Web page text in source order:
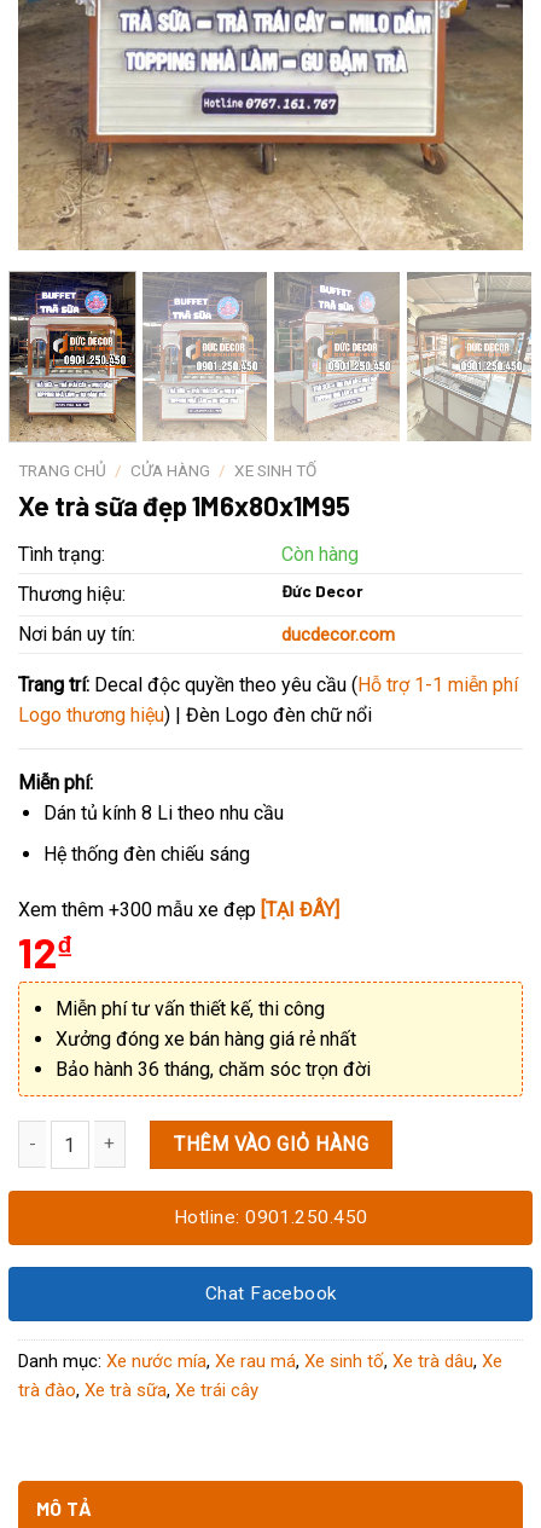
TRANG CHỦ / CỬA HÀNG / XE SINH TỐ
Xe trà sữa đẹp 1M6x80x1M95
Tình trạng:
Còn hàng
Thương hiệu:
Đức Decor
Nơi bán uy tín: ducdecor.com
Trang trí: Decal độc quyền theo yêu cầu (Hỗ trợ 1-1 miễn phí
Logo thương hiệu) | Đèn Logo đèn chữ nổi
Miễn phí:
Dán tủ kính 8 Li theo nhu cầu
Hệ thống đèn chiếu sáng
Xem thêm +300 mẫu xe đẹp [TẠI ĐÂY]
12₫
Miễn phí tư vấn thiết kế, thi công
Xưởng đóng xe bán hàng giá rẻ nhất
Bảo hành 36 tháng, chăm sóc trọn đời
THÊM VÀO GIỎ HÀNG
Hotline: 0901.250.450
Chat Facebook
Danh mục: Xe nước mía, Xe rau má, Xe sinh tố, Xe trà dâu, Xe
trà đào, Xe trà sữa, Xe trái cây
MÔ TẢ